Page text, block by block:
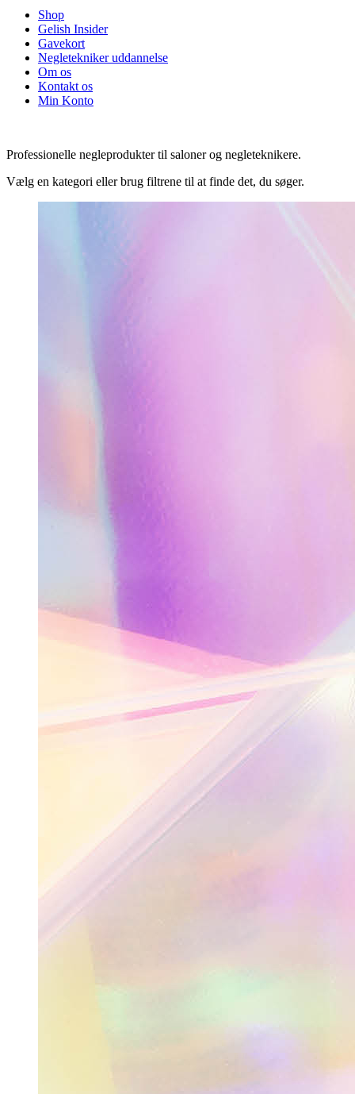
Shop
Gelish Insider
Gavekort
Negletekniker uddannelse
Om os
Kontakt os
Min Konto
Professionelle negleprodukter til saloner og negleteknikere.
Vælg en kategori eller brug filtrene til at finde det, du søger.